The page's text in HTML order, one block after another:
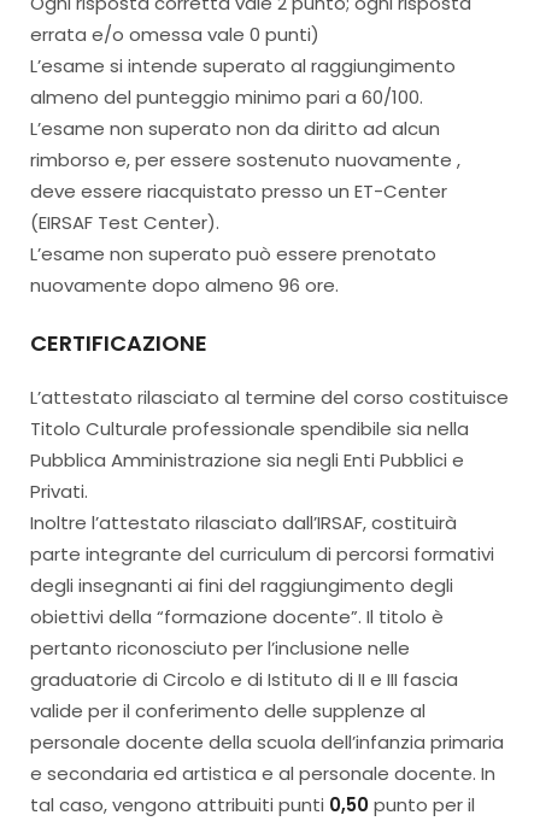
errata e/o omessa vale 0 punti)
L’esame si intende superato al raggiungimento
almeno del punteggio minimo pari a 60/100.
L’esame non superato non da diritto ad alcun
rimborso e, per essere sostenuto nuovamente ,
deve essere riacquistato presso un ET-Center
(EIRSAF Test Center).
L’esame non superato può essere prenotato
nuovamente dopo almeno 96 ore.
CERTIFICAZIONE
L’attestato rilasciato al termine del corso costituisce
Titolo Culturale professionale spendibile sia nella
Pubblica Amministrazione sia negli Enti Pubblici e
Privati.
Inoltre l’attestato rilasciato dall’IRSAF, costituirà
parte integrante del curriculum di percorsi formativi
degli insegnanti ai fini del raggiungimento degli
obiettivi della “formazione docente”. Il titolo è
pertanto riconosciuto per l’inclusione nelle
graduatorie di Circolo e di Istituto di II e III fascia
valide per il conferimento delle supplenze al
personale docente della scuola dell’infanzia primaria
e secondaria ed artistica e al personale docente. In
tal caso, vengono attribuiti punti 0,50punto per il